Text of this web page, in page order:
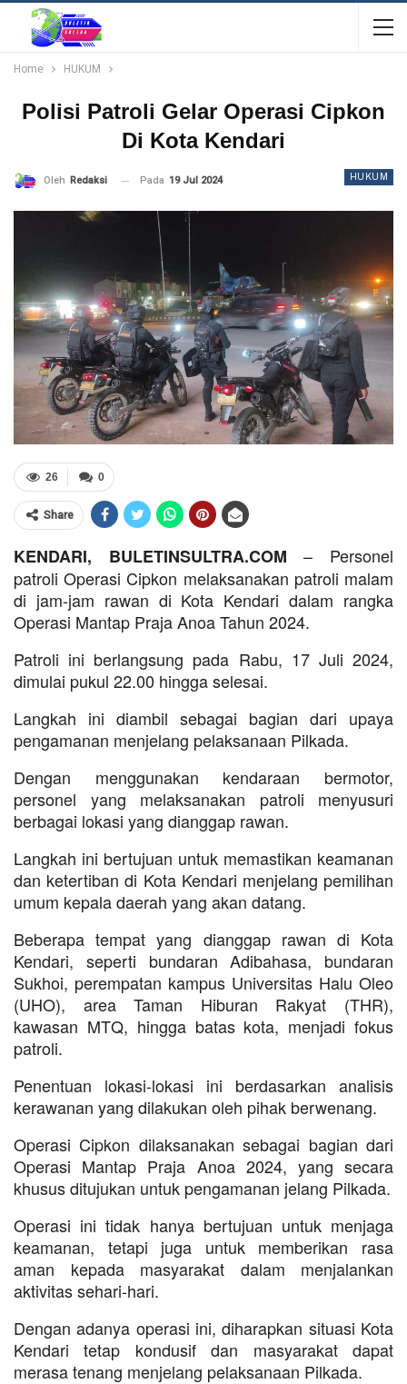
Home HUKUM
Polisi Patroli Gelar Operasi Cipkon
Di Kota Kendari
HUKUM
Oleh Redaksi Pada 19 Jul 2024
0
26
Share
KENDARI, BULETINSULTRA.COM– Personel
patroli Operasi Cipkon melaksanakan patroli malam
di jam-jam rawan di Kota Kendari dalam rangka
Operasi Mantap Praja Anoa Tahun 2024.
Patroli ini berlangsung pada Rabu, 17 Juli 2024,
dimulai pukul 22.00 hingga selesai.
Langkah ini diambil sebagai bagian dari upaya
pengamanan menjelang pelaksanaan Pilkada.
Dengan menggunakan kendaraan bermotor,
personel yang melaksanakan patroli menyusuri
berbagai lokasi yang dianggap rawan.
Langkah ini bertujuan untuk memastikan keamanan
dan ketertiban di Kota Kendari menjelang pemilihan
umum kepala daerah yang akan datang.
Beberapa tempat yang dianggap rawan di Kota
Kendari, seperti bundaran Adibahasa, bundaran
Sukhoi, perempatan kampus Universitas Halu Oleo
(UHO), area Taman Hiburan Rakyat (THR),
kawasan MTQ, hingga batas kota, menjadi fokus
patroli.
Penentuan lokasi-lokasi ini berdasarkan analisis
kerawanan yang dilakukan oleh pihak berwenang.
Operasi Cipkon dilaksanakan sebagai bagian dari
Operasi Mantap Praja Anoa 2024, yang secara
khusus ditujukan untuk pengamanan jelang Pilkada.
Operasi ini tidak hanya bertujuan untuk menjaga
keamanan, tetapi juga untuk memberikan rasa
aman kepada masyarakat dalam menjalankan
aktivitas sehari-hari.
Dengan adanya operasi ini, diharapkan situasi Kota
Kendari tetap kondusif dan masyarakat dapat
merasa tenang menjelang pelaksanaan Pilkada.